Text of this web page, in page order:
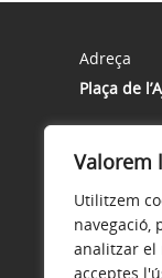
Valorem
Utilitzem
navegació,
analitzar el
acceptes
Adreça
Plaça de
Horari
De
Avís legal